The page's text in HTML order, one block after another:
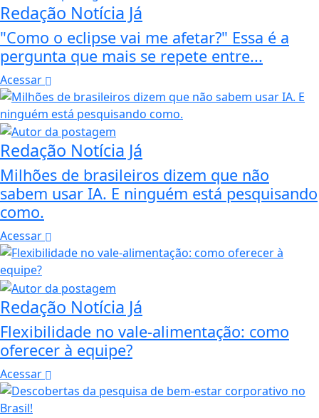
Redação Notícia Já
"Como o eclipse vai me afetar?" Essa é a
pergunta que mais se repete entre...
Acessar
Redação Notícia Já
Milhões de brasileiros dizem que não
sabem usar IA. E ninguém está pesquisando
como.
Acessar
Redação Notícia Já
Flexibilidade no vale-alimentação: como
oferecer à equipe?
Acessar